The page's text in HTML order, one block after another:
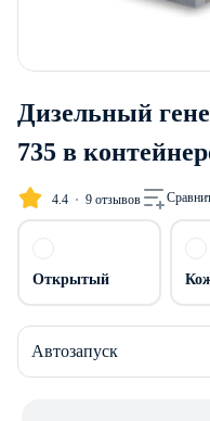
Дизельный
735 в
4.4 9 отзывов
Открытый
Автозапуск